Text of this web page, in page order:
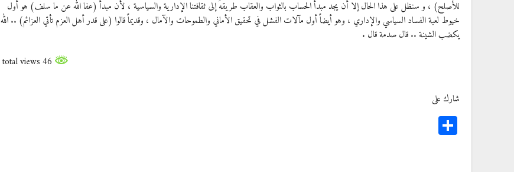
للأصلح) ، و سنظل على هذا الحال إلا أن يجد مبدأ الحساب بالثواب والعقاب طريقهُ إلى ثقافتنا الإدارية والسياسية ، لأن مبدأ (عفا الله عن ما سلف) هو أول
خيوط لعبة الفساد السياسي والإداري ، وهو أيضاً أول مآلات الفشل في تحقيق الأماني والطموحات والآمال ، وقديماً قالوا (على قدر أهل العزم تأتي العزائم) .. الله
يكضب الشينة .. قال صدمة قال .
شارك على